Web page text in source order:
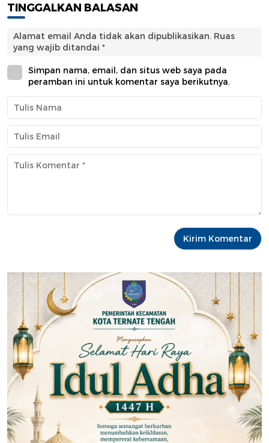
TINGGALKAN BALASAN
Alamat email Anda tidak akan dipublikasikan. Ruas
yang wajib ditandai *
Simpan nama, email, dan situs web saya pada
peramban ini untuk komentar saya berikutnya.